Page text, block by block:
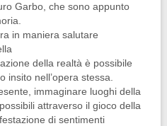
Garbo, che sono appunto
in maniera salutare
della realtà è possibile
insito nell’opera stessa.
immaginare luoghi della
attraverso il gioco della
di sentimenti